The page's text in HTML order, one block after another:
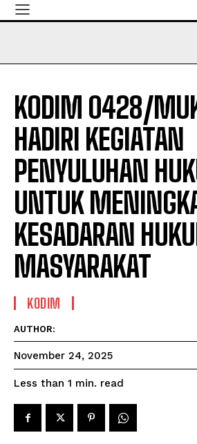
KODIM 0428/
HADIRI KEGIATAN
PENYULUHAN
UNTUK
KESADARAN
MASYARAKAT
KODIM
AUTHOR:
November 24, 2025
Less than 1 min. read